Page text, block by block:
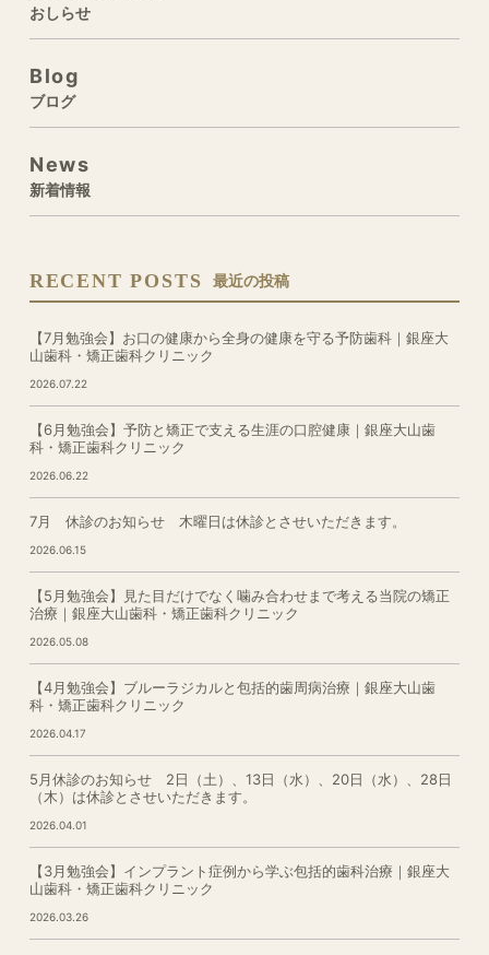
おしらせ
Blog
ブログ
News
新着情報
RECENT POSTS 最近の投稿
【7月勉強会】お口の健康から全身の健康を守る予防歯科｜銀座大
山歯科・矯正歯科クリニック
2026.07.22
【6月勉強会】予防と矯正で支える生涯の口腔健康｜銀座大山歯
科・矯正歯科クリニック
2026.06.22
7月 休診のお知らせ 木曜日は休診とさせいただきます。
2026.06.15
【5月勉強会】見た目だけでなく噛み合わせまで考える当院の矯正
治療｜銀座大山歯科・矯正歯科クリニック
2026.05.08
【4月勉強会】ブルーラジカルと包括的歯周病治療｜銀座大山歯
科・矯正歯科クリニック
2026.04.17
5月休診のお知らせ 2日（土）、13日（水）、20日（水）、28日
（木）は休診とさせいただきます。
2026.04.01
【3月勉強会】インプラント症例から学ぶ包括的歯科治療｜銀座大
山歯科・矯正歯科クリニック
2026.03.26